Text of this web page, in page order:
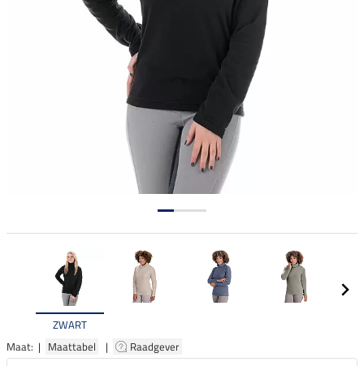
ZWART
Maat: | Maattabel | Raadgever